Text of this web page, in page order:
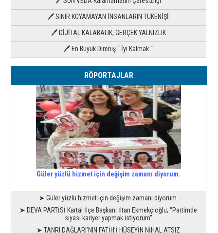
🖊 SINIR KOYAMAYAN İNSANLARIN TÜKENİŞİ
🖊 DİJİTAL KALABALIK, GERÇEK YALNIZLIK
🖊 En Büyük Direniş “ İyi Kalmak “
RÖPORTAJLAR
Güler yüzlü hizmet için değişim zamanı diyorum.
➤ Güler yüzlü hizmet için değişim zamanı diyorum.
➤ DEVA PARTİSİ Kartal İlçe Başkanı İltan Ekmekçioğlu; “Partimde
siyasi kariyer yapmak istiyorum”
➤ TANRI DAĞLARI’NIN FATİH’İ HÜSEYİN NİHAL ATSIZ